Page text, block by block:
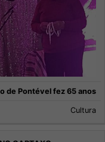
de Pontével fez 65 anos
Cultura